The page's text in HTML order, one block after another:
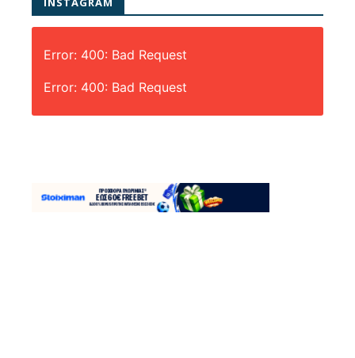
Error: 400: Bad Request
Error: 400: Bad Request